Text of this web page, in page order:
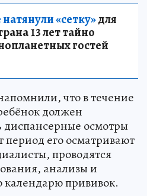
«сетку»для
13 лет тайно
гостей
что в течение
должен
диспансерные осмотры
его осматривают
проводятся
анализы и
календарю прививок.